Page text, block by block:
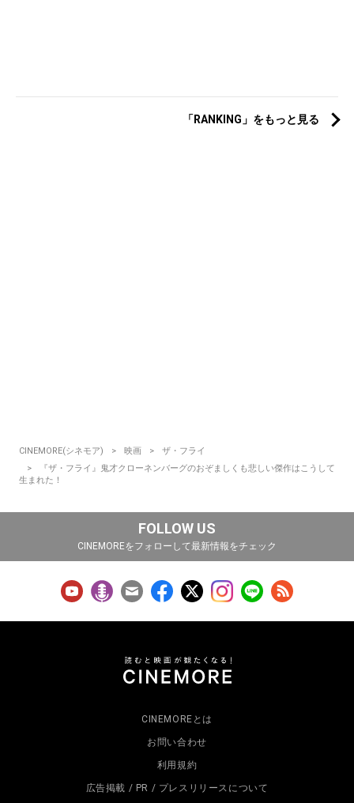
「RANKING」をもっと見る
CINEMORE(シネモア) 映画
ザ・フライ
『ザ・フライ』鬼才クローネンバーグのおぞましくも悲しい傑作はこうして
生まれた！
FOLLOW US
CINEMOREをフォローして最新情報をチェック
CINEMOREとは
お問い合わせ
利用規約
広告掲載 / PR / プレスリリースについて